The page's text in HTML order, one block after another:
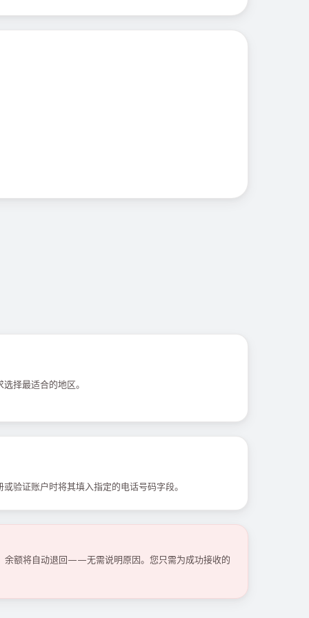
择最适合的地区。
验证账户时将其填入指定的电话号码字段。
余额将自动退回——无需说明原因。您只需为成功接收的